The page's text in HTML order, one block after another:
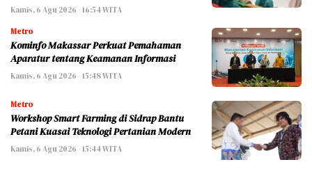
Kamis, 6 Agu 2026 - 16:54 WITA
Metro
Kominfo Makassar Perkuat Pemahaman
Aparatur tentang Keamanan Informasi
Kamis, 6 Agu 2026 - 15:48 WITA
Metro
Workshop Smart Farming di Sidrap Bantu
Petani Kuasai Teknologi Pertanian Modern
Kamis, 6 Agu 2026 - 15:44 WITA